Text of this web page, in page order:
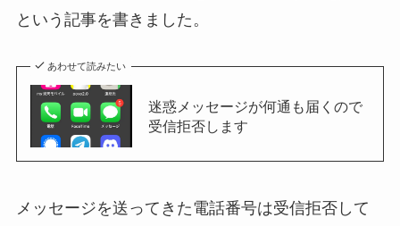
という記事を書きました。
あわせて読みたい
迷惑メッセージが何通も届くので
受信拒否します
メッセージを送ってきた電話番号は受信拒否して